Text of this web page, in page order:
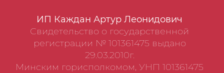
ИП Каждан Артур Леонидович
Свидетельство о государственной
регистрации № 101361475 выдано
29.03.2010г.
Минским горисполкомом, УНП 101361475